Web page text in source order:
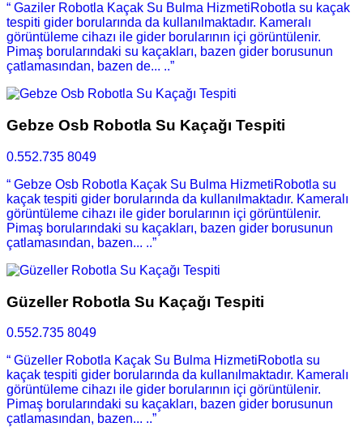
“ Gaziler Robotla Kaçak Su Bulma HizmetiRobotla su kaçak
tespiti gider borularında da kullanılmaktadır. Kameralı
görüntüleme cihazı ile gider borularının içi görüntülenir.
Pimaş borularındaki su kaçakları, bazen gider borusunun
çatlamasından, bazen de... ..”
Gebze Osb Robotla Su Kaçağı Tespiti
0.552.735 8049
“ Gebze Osb Robotla Kaçak Su Bulma HizmetiRobotla su
kaçak tespiti gider borularında da kullanılmaktadır. Kameralı
görüntüleme cihazı ile gider borularının içi görüntülenir.
Pimaş borularındaki su kaçakları, bazen gider borusunun
çatlamasından, bazen... ..”
Güzeller Robotla Su Kaçağı Tespiti
0.552.735 8049
“ Güzeller Robotla Kaçak Su Bulma HizmetiRobotla su
kaçak tespiti gider borularında da kullanılmaktadır. Kameralı
görüntüleme cihazı ile gider borularının içi görüntülenir.
Pimaş borularındaki su kaçakları, bazen gider borusunun
çatlamasından, bazen... ..”